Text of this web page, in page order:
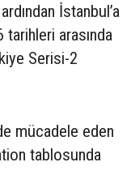
İstanbul’a
arasında
Serisi-2
mücadele eden
tablosunda